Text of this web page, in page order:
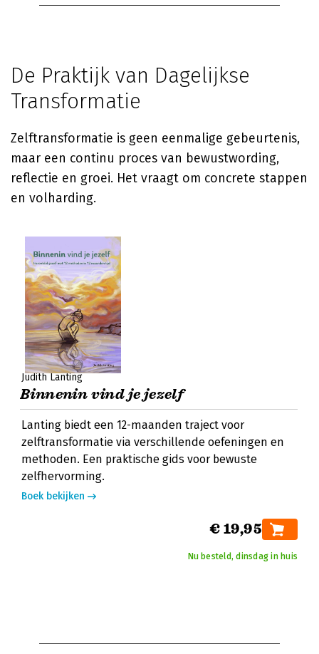
De Praktijk van Dagelijkse
Transformatie
Zelftransformatie is geen eenmalige gebeurtenis,
maar een continu proces van bewustwording,
reflectie en groei. Het vraagt om concrete stappen
en volharding.
Judith Lanting
Binnenin vind je jezelf
Lanting biedt een 12-maanden traject voor
zelftransformatie via verschillende oefeningen en
methoden. Een praktische gids voor bewuste
zelfhervorming.
Boek bekijken
€ 19,95
Nu besteld, dinsdag in huis